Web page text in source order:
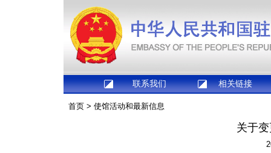
联系我们 相关链接
首页 > 使馆活动和最新信息
关于